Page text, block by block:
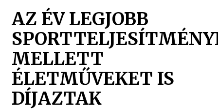
AZ ÉV LEGJOBB
MELLETT
ÉLETMŰVEKET IS
DÍJAZTAK